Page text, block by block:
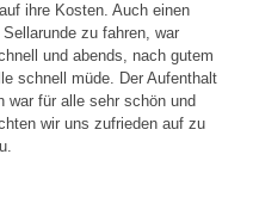
ihre Kosten. Auch einen
zu fahren, war
und abends, nach gutem
schnell müde. Der Aufenthalt
war für alle sehr schön und
wir uns zufrieden auf zu